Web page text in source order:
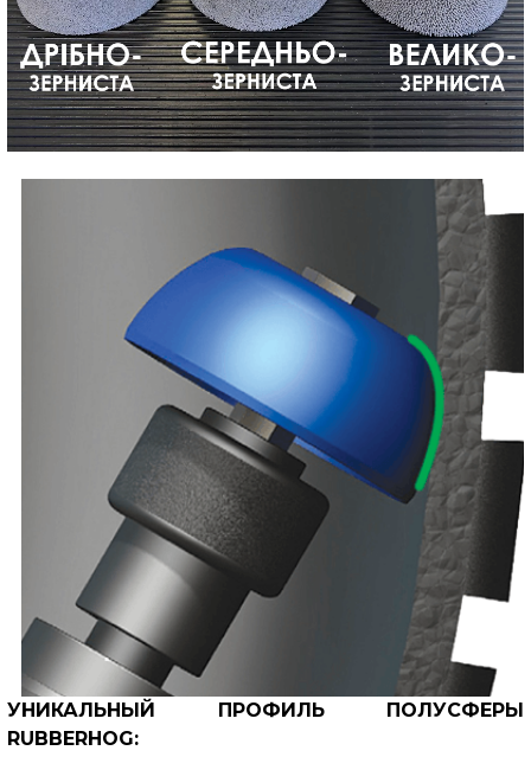
УНИКАЛЬНЫЙ ПРОФИЛЬ ПОЛУСФЕРЫ
RUBBERHOG: